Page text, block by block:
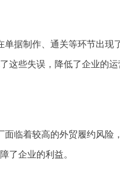
单据制作、通关等环节出现
这些失误，降低了企业的
面临着较高的外贸履约风险
了企业的利益。